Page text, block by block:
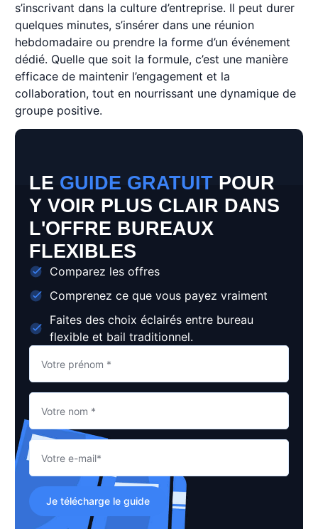
s’inscrivant dans la culture d’entreprise. Il peut durer
quelques minutes, s’insérer dans une réunion
hebdomadaire ou prendre la forme d’un événement
dédié. Quelle que soit la formule, c’est une manière
efficace de maintenir l’engagement et la
collaboration, tout en nourrissant une dynamique de
groupe positive.
LE GUIDE GRATUIT POUR
Y VOIR PLUS CLAIR DANS
L'OFFRE BUREAUX
FLEXIBLES
Comparez les offres
Comprenez ce que vous payez vraiment
Faites des choix éclairés entre bureau
flexible et bail traditionnel.
Je télécharge le guide